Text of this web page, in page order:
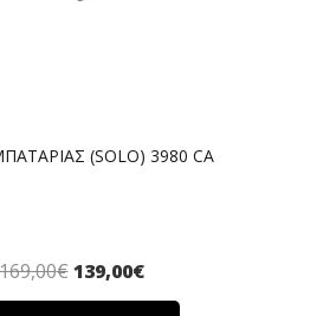
(SOLO) 3980 CA
169,00€ 139,00€